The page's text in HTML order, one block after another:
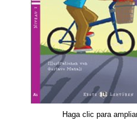
Haga clic para